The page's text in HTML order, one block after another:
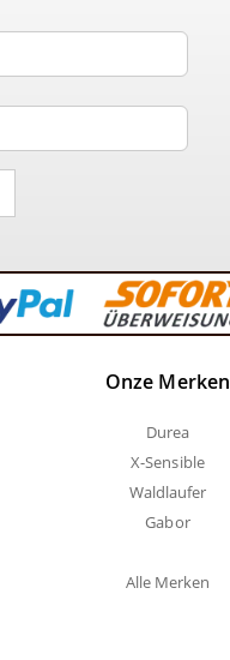
Onze Merken
Durea
X-Sensible
Waldlaufer
Gabor
Alle Merken